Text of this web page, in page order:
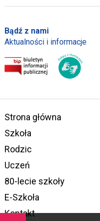
Bądź z nami
Aktualności i informacje
Strona główna
Szkoła
Rodzic
Uczeń
80-lecie szkoły
E-Szkoła
Kontakt